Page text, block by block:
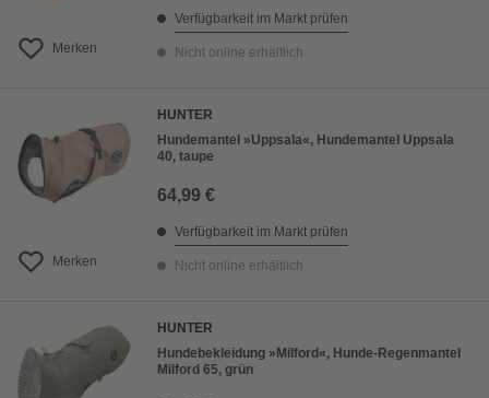
Merken
Verfügbarkeit im Markt prüfen
Nicht online erhältlich
Merken
HUNTER
Hundemantel »Uppsala«, Hundemantel Uppsala
40, taupe
64,99 €
Verfügbarkeit im Markt prüfen
Nicht online erhältlich
HUNTER
Hundebekleidung »Milford«, Hunde-Regenmantel
Milford 65, grün